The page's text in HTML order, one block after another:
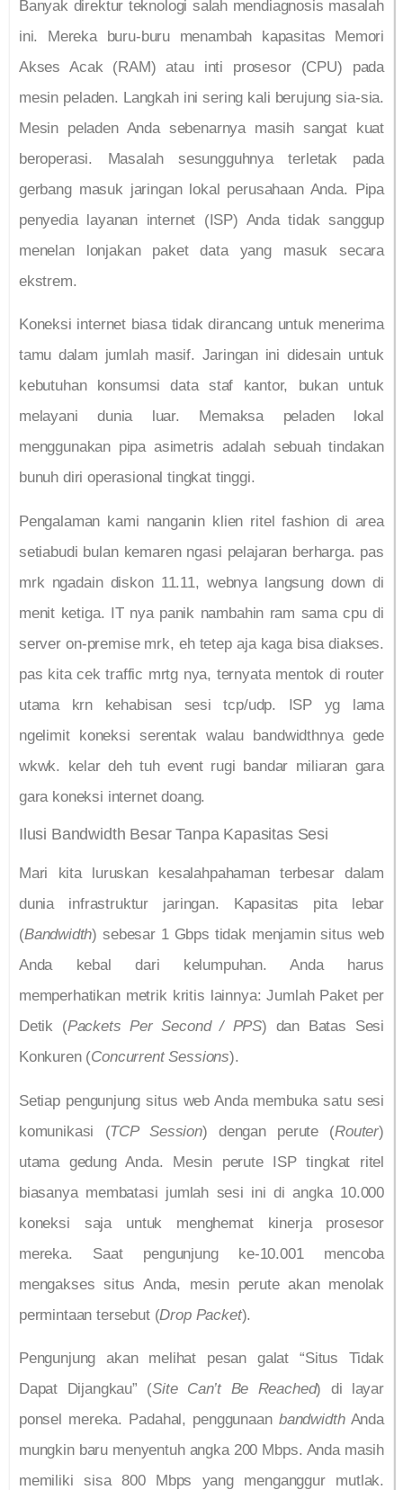
Banyak direktur teknologi salah mendiagnosis masalah
ini. Mereka buru-buru menambah kapasitas Memori
Akses Acak (RAM) atau inti prosesor (CPU) pada
mesin peladen. Langkah ini sering kali berujung sia-sia.
Mesin peladen Anda sebenarnya masih sangat kuat
beroperasi. Masalah sesungguhnya terletak pada
gerbang masuk jaringan lokal perusahaan Anda. Pipa
penyedia layanan internet (ISP) Anda tidak sanggup
menelan lonjakan paket data yang masuk secara
ekstrem.
Koneksi internet biasa tidak dirancang untuk menerima
tamu dalam jumlah masif. Jaringan ini didesain untuk
kebutuhan konsumsi data staf kantor, bukan untuk
melayani dunia luar. Memaksa peladen lokal
menggunakan pipa asimetris adalah sebuah tindakan
bunuh diri operasional tingkat tinggi.
Pengalaman kami nanganin klien ritel fashion di area
setiabudi bulan kemaren ngasi pelajaran berharga. pas
mrk ngadain diskon 11.11, webnya langsung down di
menit ketiga. IT nya panik nambahin ram sama cpu di
server on-premise mrk, eh tetep aja kaga bisa diakses.
pas kita cek traffic mrtg nya, ternyata mentok di router
utama krn kehabisan sesi tcp/udp. ISP yg lama
ngelimit koneksi serentak walau bandwidthnya gede
wkwk. kelar deh tuh event rugi bandar miliaran gara
gara koneksi internet doang.
Ilusi Bandwidth Besar Tanpa Kapasitas Sesi
Mari kita luruskan kesalahpahaman terbesar dalam
dunia infrastruktur jaringan. Kapasitas pita lebar
(Bandwidth) sebesar 1 Gbps tidak menjamin situs web
Anda kebal dari kelumpuhan. Anda harus
memperhatikan metrik kritis lainnya: Jumlah Paket per
Detik (Packets Per Second / PPS) dan Batas Sesi
Konkuren (Concurrent Sessions).
Setiap pengunjung situs web Anda membuka satu sesi
komunikasi (TCP Session) dengan perute (Router)
utama gedung Anda. Mesin perute ISP tingkat ritel
biasanya membatasi jumlah sesi ini di angka 10.000
koneksi saja untuk menghemat kinerja prosesor
mereka. Saat pengunjung ke-10.001 mencoba
mengakses situs Anda, mesin perute akan menolak
permintaan tersebut (Drop Packet).
Pengunjung akan melihat pesan galat “Situs Tidak
Dapat Dijangkau” (Site Can’t Be Reached) di layar
ponsel mereka. Padahal, penggunaan bandwidthAnda
mungkin baru menyentuh angka 200 Mbps. Anda masih
memiliki sisa 800 Mbps yang menganggur mutlak.